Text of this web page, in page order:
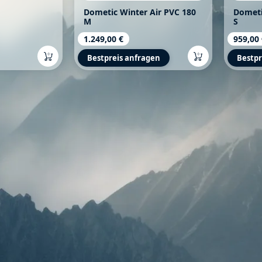
Dometic Winter Air PVC 180
M
Regulärer Preis:
1.249,00 €
Bestpreis anfragen
S
959,00